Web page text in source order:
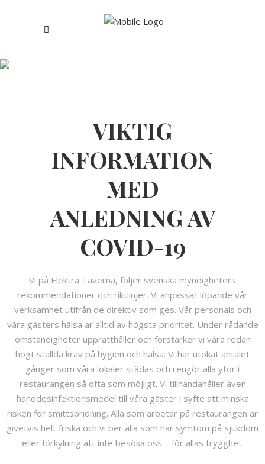
VIKTIG
INFORMATION
MED
ANLEDNING AV
COVID-19
Vi på Elektra Taverna, följer svenska myndigheters
rekommendationer och riktlinjer. Vi anpassar löpande vår
verksamhet utifrån de direktiv som ges. Vår personals och
våra gästers hälsa är alltid av högsta prioritet. Under rådande
omständigheter upprätthåller och förstärker vi våra redan
högt ställda krav på hygien och hälsa. Vi har utökat antalet
gånger som våra lokaler städas och rengör alla ytor i
restaurangen så ofta som möjligt. Vi tillhandahåller även
handdesinfektionsmedel till våra gäster i syfte att minska
risken för smittspridning. Alla som arbetar på restaurangen är
givetvis helt friska och vi ber alla som har symtom på sjukdom
eller förkylning att inte besöka oss – för allas trygghet.